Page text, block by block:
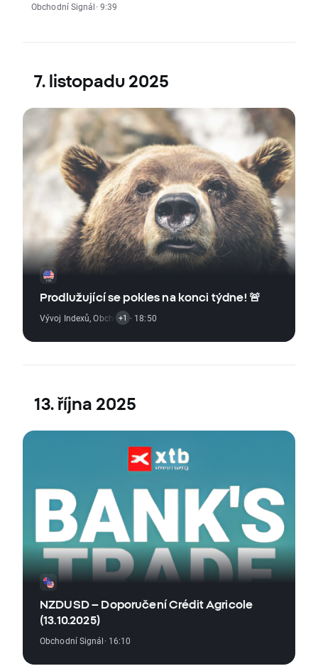
Obchodní Signál· 9:39
7. listopadu 2025
Prodlužující se pokles na konci týdne! 🚨
Vývoj Indexů,Obchodní Signál
+1 · 18:50
13. října 2025
NZDUSD – Doporučení Crédit Agricole
(13.10.2025)
Obchodní Signál· 16:10